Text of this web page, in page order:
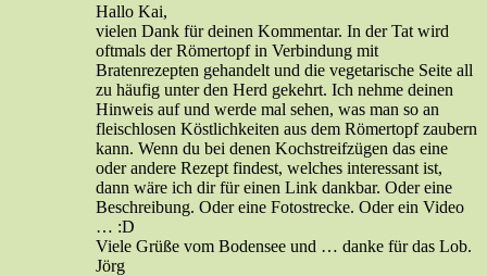
Hallo Kai,
vielen Dank für deinen Kommentar. In der Tat wird
oftmals der Römertopf in Verbindung mit
Bratenrezepten gehandelt und die vegetarische Seite all
zu häufig unter den Herd gekehrt. Ich nehme deinen
Hinweis auf und werde mal sehen, was man so an
fleischlosen Köstlichkeiten aus dem Römertopf zaubern
kann. Wenn du bei denen Kochstreifzügen das eine
oder andere Rezept findest, welches interessant ist,
dann wäre ich dir für einen Link dankbar. Oder eine
Beschreibung. Oder eine Fotostrecke. Oder ein Video
… :D
Viele Grüße vom Bodensee und … danke für das Lob.
Jörg